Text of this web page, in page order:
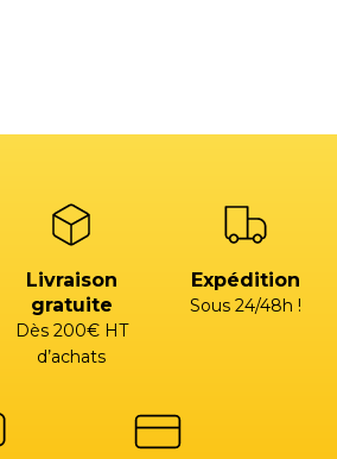
Livraison
gratuite
Dès 200€ HT
d’achats
Expédition
Sous 24/48h !